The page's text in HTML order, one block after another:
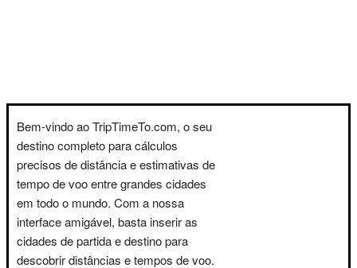
Bem-vindo ao TripTimeTo.com, o seu
destino completo para cálculos
precisos de distância e estimativas de
tempo de voo entre grandes cidades
em todo o mundo. Com a nossa
interface amigável, basta inserir as
cidades de partida e destino para
descobrir distâncias e tempos de voo.